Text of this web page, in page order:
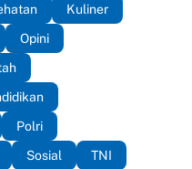
Kuliner
Opini
Polri
Sosial
TNI